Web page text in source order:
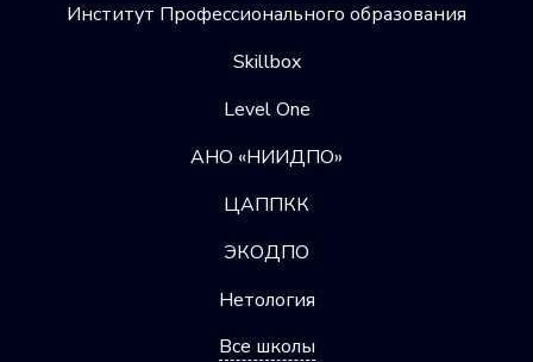
Институт Профессионального образования
Skillbox
Level One
АНО «НИИДПО»
ЦАППКК
ЭКОДПО
Нетология
Все школы